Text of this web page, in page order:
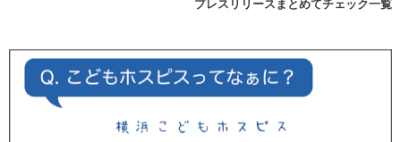
プレスリリースまとめてチェック一覧